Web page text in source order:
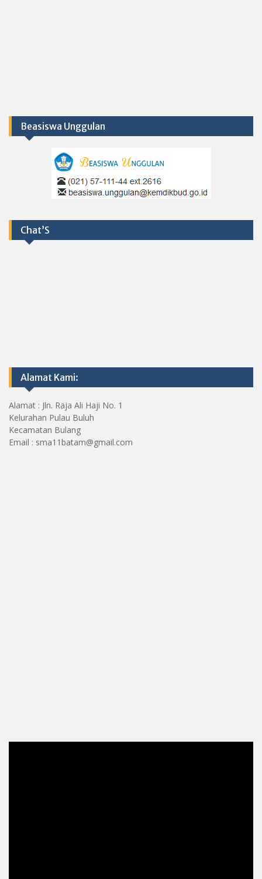
Beasiswa Unggulan
Chat’S
Alamat Kami:
Alamat : Jln. Raja Ali Haji No. 1
Kelurahan Pulau Buluh
Kecamatan Bulang
Email : sma11batam@gmail.com